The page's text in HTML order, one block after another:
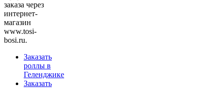
заказа через
интернет-
магазин
www.tosi-
bosi.ru.
Заказать
роллы в
Геленджике
Заказать